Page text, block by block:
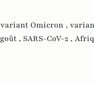
variant Omicron ,
goût , SARS-CoV-2 ,